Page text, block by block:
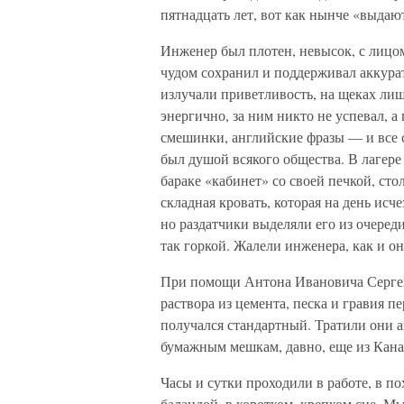
пятнадцать лет, вот как нынче
Инженер был плотен, невысок, с
чудом сохранил и поддерживал
излучали приветливость, на щеках
энергично, за ним никто не успевал,
смешинки, английские фразы — и все
был душой всякого общества. В
бараке «кабинет» со своей печкой,
складная кровать, которая на день
но раздатчики выделяли его из
так горкой. Жалели инженера, как и
При помощи Антона Ивановича
раствора из цемента, песка и гравия
получался стандартный. Тратили они
бумажным мешкам, давно, еще из
Часы и сутки проходили в работе, в